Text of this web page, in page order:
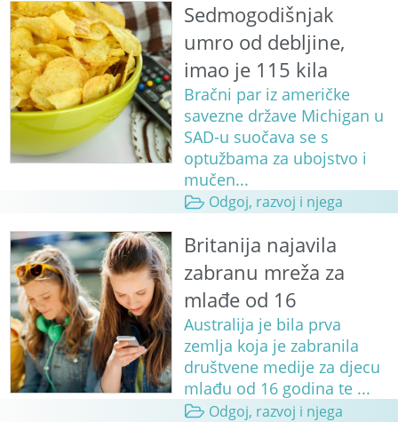
Sedmogodišnjak
umro od debljine,
imao je 115 kila
Bračni par iz američke
savezne države Michigan u
SAD-u suočava se s
optužbama za ubojstvo i
mučen...
Odgoj, razvoj i njega
Britanija najavila
zabranu mreža za
mlađe od 16
Australija je bila prva
zemlja koja je zabranila
društvene medije za djecu
mlađu od 16 godina te ...
Odgoj, razvoj i njega